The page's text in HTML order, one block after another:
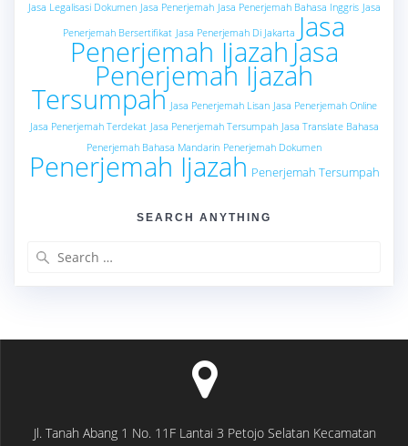
Jasa Legalisasi Dokumen Jasa Penerjemah Jasa Penerjemah Bahasa Inggris Jasa
Penerjemah Bersertifikat Jasa Penerjemah Di Jakarta Jasa
Penerjemah Ijazah Jasa
Penerjemah Ijazah
Tersumpah Jasa Penerjemah Lisan Jasa Penerjemah Online
Jasa Penerjemah Terdekat Jasa Penerjemah Tersumpah Jasa Translate Bahasa
Penerjemah Bahasa Mandarin Penerjemah Dokumen
Penerjemah Ijazah Penerjemah Tersumpah
SEARCH ANYTHING
Jl. Tanah Abang 1 No. 11F Lantai 3 Petojo Selatan Kecamatan